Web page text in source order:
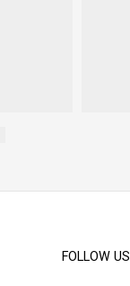
FOLLOW US